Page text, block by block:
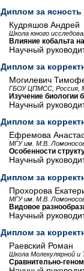
Диплом за
Кудряшов Андрей
Школа юного
Влияние кобальта
Научный
Диплом за
Могилевич
ГБОУ ЦПМСС, Россия,
Изучение биологии
Научный
Диплом за
Ефремова
МГУ им. М.В.
Особенности
Научный
Диплом за
Прохорова
МГУ им. М.В.
Видовое
Научный
Диплом за
Раевский Роман
Школа Молекулярной
Сравнительно-